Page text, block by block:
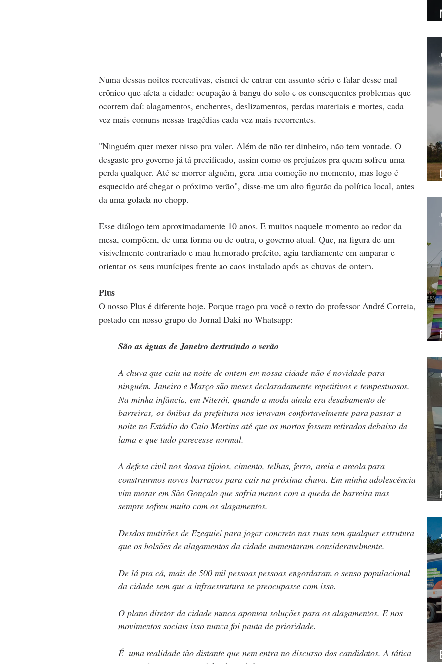
Numa dessas noites recreativas, cismei de entrar em assunto sério e falar desse mal
crônico que afeta a cidade: ocupação à bangu do solo e os consequentes problemas que
ocorrem daí: alagamentos, enchentes, deslizamentos, perdas materiais e mortes, cada
vez mais comuns nessas tragédias cada vez mais recorrentes.
"Ninguém quer mexer nisso pra valer. Além de não ter dinheiro, não tem vontade. O
desgaste pro governo já tá precificado, assim como os prejuízos pra quem sofreu uma
perda qualquer. Até se morrer alguém, gera uma comoção no momento, mas logo é
esquecido até chegar o próximo verão", disse-me um alto figurão da política local, antes
da uma golada no chopp.
Esse diálogo tem aproximadamente 10 anos. E muitos naquele momento ao redor da
mesa, compõem, de uma forma ou de outra, o governo atual. Que, na figura de um
visivelmente contrariado e mau humorado prefeito, agiu tardiamente em amparar e
orientar os seus munícipes frente ao caos instalado após as chuvas de ontem.
Plus
O nosso Plus é diferente hoje. Porque trago pra você o texto do professor André Correia,
postado em nosso grupo do Jornal Daki no Whatsapp:
São as águas de Janeiro destruindo o verão
A chuva que caiu na noite de ontem em nossa cidade não é novidade para
ninguém. Janeiro e Março são meses declaradamente repetitivos e tempestuosos.
Na minha infância, em Niterói, quando a moda ainda era desabamento de
barreiras, os ônibus da prefeitura nos levavam confortavelmente para passar a
noite no Estádio do Caio Martins até que os mortos fossem retirados debaixo da
lama e que tudo parecesse normal.
A defesa civil nos doava tijolos, cimento, telhas, ferro, areia e areola para
construirmos novos barracos para cair na próxima chuva. Em minha adolescência
vim morar em São Gonçalo que sofria menos com a queda de barreira mas
sempre sofreu muito com os alagamentos.
Desdos mutirões de Ezequiel para jogar concreto nas ruas sem qualquer estrutura
que os bolsões de alagamentos da cidade aumentaram consideravelmente.
De lá pra cá, mais de 500 mil pessoas pessoas engordaram o senso populacional
da cidade sem que a infraestrutura se preocupasse com isso.
O plano diretor da cidade nunca apontou soluções para os alagamentos. E nos
movimentos sociais isso nunca foi pauta de prioridade.
É  uma realidade tão distante que nem entra no discurso dos candidatos. A tática